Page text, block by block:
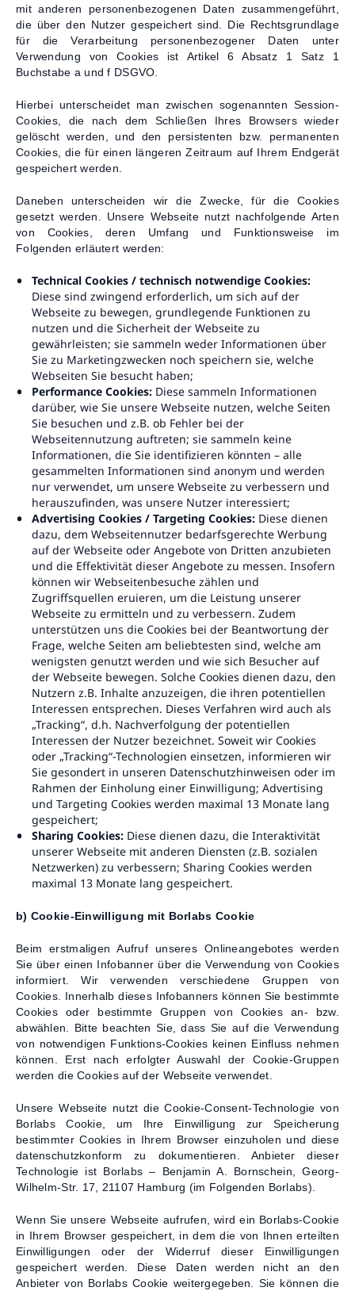
mit anderen personenbezogenen Daten zusammengeführt,
die über den Nutzer gespeichert sind. Die Rechtsgrundlage
für die Verarbeitung personenbezogener Daten unter
Verwendung von Cookies ist Artikel 6 Absatz 1 Satz 1
Buchstabe a und f DSGVO.
Hierbei unterscheidet man zwischen sogenannten Session-
Cookies, die nach dem Schließen Ihres Browsers wieder
gelöscht werden, und den persistenten bzw. permanenten
Cookies, die für einen längeren Zeitraum auf Ihrem Endgerät
gespeichert werden.
Daneben unterscheiden wir die Zwecke, für die Cookies
gesetzt werden. Unsere Webseite nutzt nachfolgende Arten
von Cookies, deren Umfang und Funktionsweise im
Folgenden erläutert werden:
Technical Cookies / technisch notwendige Cookies:
Diese sind zwingend erforderlich, um sich auf der
Webseite zu bewegen, grundlegende Funktionen zu
nutzen und die Sicherheit der Webseite zu
gewährleisten; sie sammeln weder Informationen über
Sie zu Marketingzwecken noch speichern sie, welche
Webseiten Sie besucht haben;
Performance Cookies: Diese sammeln Informationen
darüber, wie Sie unsere Webseite nutzen, welche Seiten
Sie besuchen und z.B. ob Fehler bei der
Webseitennutzung auftreten; sie sammeln keine
Informationen, die Sie identifizieren könnten – alle
gesammelten Informationen sind anonym und werden
nur verwendet, um unsere Webseite zu verbessern und
herauszufinden, was unsere Nutzer interessiert;
Advertising Cookies / Targeting Cookies: Diese dienen
dazu, dem Webseitennutzer bedarfsgerechte Werbung
auf der Webseite oder Angebote von Dritten anzubieten
und die Effektivität dieser Angebote zu messen. Insofern
können wir Webseitenbesuche zählen und
Zugriffsquellen eruieren, um die Leistung unserer
Webseite zu ermitteln und zu verbessern. Zudem
unterstützen uns die Cookies bei der Beantwortung der
Frage, welche Seiten am beliebtesten sind, welche am
wenigsten genutzt werden und wie sich Besucher auf
der Webseite bewegen. Solche Cookies dienen dazu, den
Nutzern z.B. Inhalte anzuzeigen, die ihren potentiellen
Interessen entsprechen. Dieses Verfahren wird auch als
„Tracking“, d.h. Nachverfolgung der potentiellen
Interessen der Nutzer bezeichnet. Soweit wir Cookies
oder „Tracking“-Technologien einsetzen, informieren wir
Sie gesondert in unseren Datenschutzhinweisen oder im
Rahmen der Einholung einer Einwilligung; Advertising
und Targeting Cookies werden maximal 13 Monate lang
gespeichert;
Sharing Cookies: Diese dienen dazu, die Interaktivität
unserer Webseite mit anderen Diensten (z.B. sozialen
Netzwerken) zu verbessern; Sharing Cookies werden
maximal 13 Monate lang gespeichert.
b) Cookie-Einwilligung mit Borlabs Cookie
Beim erstmaligen Aufruf unseres Onlineangebotes werden
Sie über einen Infobanner über die Verwendung von Cookies
informiert. Wir verwenden verschiedene Gruppen von
Cookies. Innerhalb dieses Infobanners können Sie bestimmte
Cookies oder bestimmte Gruppen von Cookies an- bzw.
abwählen. Bitte beachten Sie, dass Sie auf die Verwendung
von notwendigen Funktions-Cookies keinen Einfluss nehmen
können. Erst nach erfolgter Auswahl der Cookie-Gruppen
werden die Cookies auf der Webseite verwendet.
Unsere Webseite nutzt die Cookie-Consent-Technologie von
Borlabs Cookie, um Ihre Einwilligung zur Speicherung
bestimmter Cookies in Ihrem Browser einzuholen und diese
datenschutzkonform zu dokumentieren. Anbieter dieser
Technologie ist Borlabs – Benjamin A. Bornschein, Georg-
Wilhelm-Str. 17, 21107 Hamburg (im Folgenden Borlabs).
Wenn Sie unsere Webseite aufrufen, wird ein Borlabs-Cookie
in Ihrem Browser gespeichert, in dem die von Ihnen erteilten
Einwilligungen oder der Widerruf dieser Einwilligungen
gespeichert werden. Diese Daten werden nicht an den
Anbieter von Borlabs Cookie weitergegeben. Sie können die